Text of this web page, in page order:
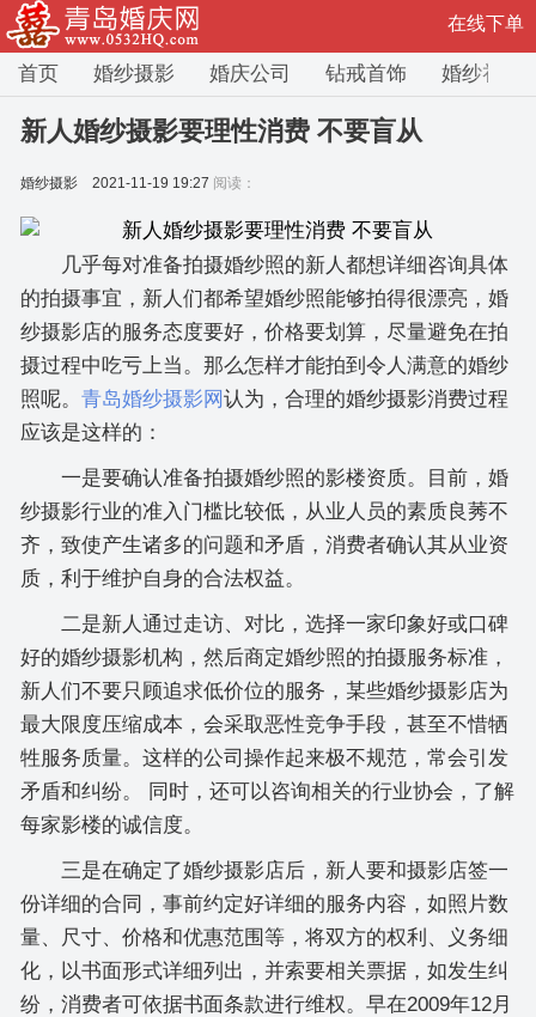
在线下单
首页 婚纱摄影 婚庆公司 钻戒首饰 婚纱礼服
新人婚纱摄影要理性消费 不要盲从
婚纱摄影 2021-11-19 19:27 阅读：
几乎每对准备拍摄婚纱照的新人都想详细咨询具体
的拍摄事宜，新人们都希望婚纱照能够拍得很漂亮，婚
纱摄影店的服务态度要好，价格要划算，尽量避免在拍
摄过程中吃亏上当。那么怎样才能拍到令人满意的婚纱
照呢。 青岛婚纱摄影网认为，合理的婚纱摄影消费过程
应该是这样的：
一是要确认准备拍摄婚纱照的影楼资质。目前，婚
纱摄影行业的准入门槛比较低，从业人员的素质良莠不
齐，致使产生诸多的问题和矛盾，消费者确认其从业资
质，利于维护自身的合法权益。
二是新人通过走访、对比，选择一家印象好或口碑
好的婚纱摄影机构，然后商定婚纱照的拍摄服务标准，
新人们不要只顾追求低价位的服务，某些婚纱摄影店为
最大限度压缩成本，会采取恶性竞争手段，甚至不惜牺
牲服务质量。这样的公司操作起来极不规范，常会引发
矛盾和纠纷。 同时，还可以咨询相关的行业协会，了解
每家影楼的诚信度。
三是在确定了婚纱摄影店后，新人要和摄影店签一
份详细的合同，事前约定好详细的服务内容，如照片数
量、尺寸、价格和优惠范围等，将双方的权利、义务细
化，以书面形式详细列出，并索要相关票据，如发生纠
纷，消费者可依据书面条款进行维权。早在2009年12月